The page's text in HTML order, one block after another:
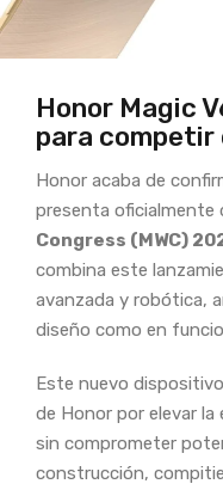
Honor Magic
para competir
Honor acaba de
presenta oficialmente
Congress (MWC)
combina este
avanzada y robótica,
diseño como en
Este nuevo
de Honor por elevar la
sin comprometer
construcción,